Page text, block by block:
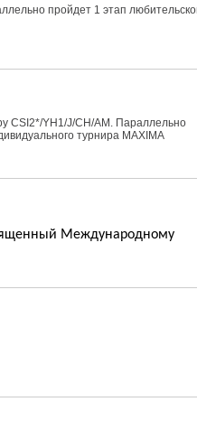
пройдет 1 этап
CSI2*/YH1/J/CH/AM. Параллельно
турнира MAXIMA
Международному